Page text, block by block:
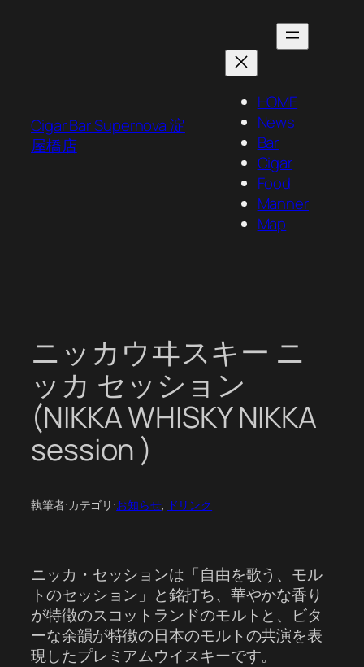
Cigar Bar Supernova 淀
屋橋店
HOME
News
Bar
Cigar
Food
Manner
Map
ニッカウヰスキー ニ
ッカ セッション
(NIKKA WHISKY NIKKA
session )
執筆者:カテゴリ:お知らせ, ドリンク
ニッカ・セッションは「自由を歌う、モル
トのセッション」と銘打ち、華やかな香り
が特徴のスコットランドのモルトと、ビタ
ーな余韻が特徴の日本のモルトの共演を表
現したプレミアムウイスキーです。